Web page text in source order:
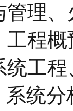
理
程
工
统